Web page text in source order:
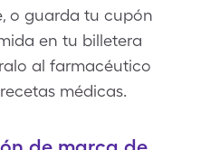
o guarda tu cupón
en tu billetera
al farmacéutico
médicas.